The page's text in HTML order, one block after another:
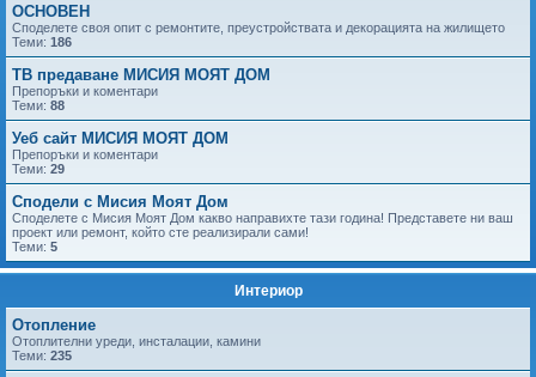
ОСНОВЕН
Споделете своя опит с ремонтите, преустройствата и декорацията на жилището
Теми: 186
ТВ предаване МИСИЯ МОЯТ ДОМ
Препоръки и коментари
Теми: 88
Уеб сайт МИСИЯ МОЯТ ДОМ
Препоръки и коментари
Теми: 29
Сподели с Мисия Моят Дом
Споделете с Мисия Моят Дом какво направихте тази година! Представете ни ваш
проект или ремонт, който сте реализирали сами!
Теми: 5
Интериор
Отопление
Отоплителни уреди, инсталации, камини
Теми: 235